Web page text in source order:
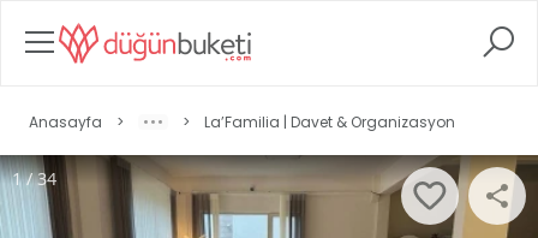
Anasayfa > > La’Familia | Davet & Organizasyon
1 / 34